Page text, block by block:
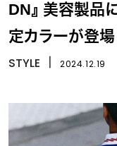
DN』 美容製品
定カラーが登場
STYLE 2024.12.19